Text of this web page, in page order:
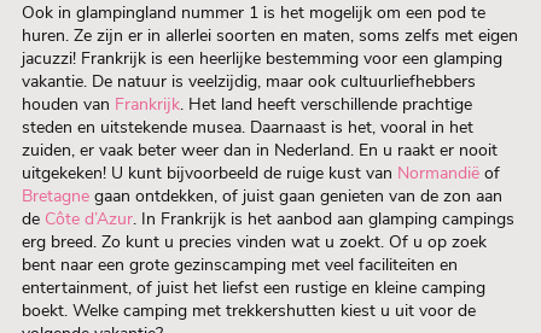
Ook in glampingland nummer 1 is het mogelijk om een pod te
huren. Ze zijn er in allerlei soorten en maten, soms zelfs met eigen
jacuzzi! Frankrijk is een heerlijke bestemming voor een glamping
vakantie. De natuur is veelzijdig, maar ook cultuurliefhebbers
houden van Frankrijk. Het land heeft verschillende prachtige
steden en uitstekende musea. Daarnaast is het, vooral in het
zuiden, er vaak beter weer dan in Nederland. En u raakt er nooit
uitgekeken! U kunt bijvoorbeeld de ruige kust van Normandië of
Bretagne gaan ontdekken, of juist gaan genieten van de zon aan
de Côte d’Azur. In Frankrijk is het aanbod aan glamping campings
erg breed. Zo kunt u precies vinden wat u zoekt. Of u op zoek
bent naar een grote gezinscamping met veel faciliteiten en
entertainment, of juist het liefst een rustige en kleine camping
boekt. Welke camping met trekkershutten kiest u uit voor de